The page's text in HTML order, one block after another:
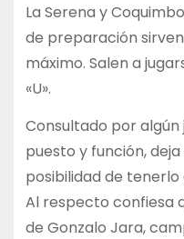
La Serena y
de preparación
máximo. Salen a
«U».
Consultado por
puesto y función,
posibilidad de tenerlo
Al respecto confiesa
de Gonzalo Jara,